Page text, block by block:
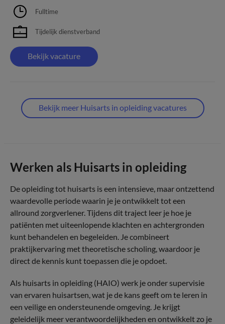
Fulltime
Tijdelijk dienstverband
Bekijk vacature
Bekijk meer Huisarts in opleiding vacatures
Werken als Huisarts in opleiding
De opleiding tot huisarts is een intensieve, maar ontzettend
waardevolle periode waarin je je ontwikkelt tot een
allround zorgverlener. Tijdens dit traject leer je hoe je
patiënten met uiteenlopende klachten en achtergronden
kunt behandelen en begeleiden. Je combineert
praktijkervaring met theoretische scholing, waardoor je
direct de kennis kunt toepassen die je opdoet.
Als huisarts in opleiding (HAIO) werk je onder supervisie
van ervaren huisartsen, wat je de kans geeft om te leren in
een veilige en ondersteunende omgeving. Je krijgt
geleidelijk meer verantwoordelijkheden en ontwikkelt zo je